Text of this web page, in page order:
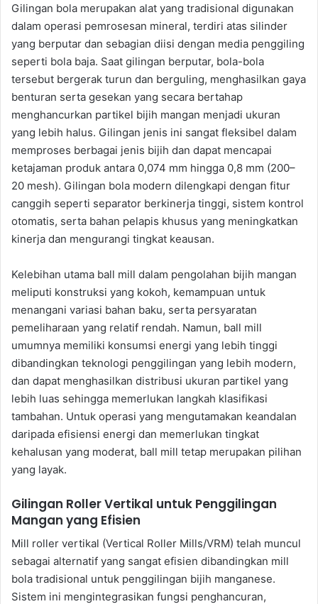
Gilingan bola merupakan alat yang tradisional digunakan
dalam operasi pemrosesan mineral, terdiri atas silinder
yang berputar dan sebagian diisi dengan media penggiling
seperti bola baja. Saat gilingan berputar, bola-bola
tersebut bergerak turun dan berguling, menghasilkan gaya
benturan serta gesekan yang secara bertahap
menghancurkan partikel bijih mangan menjadi ukuran
yang lebih halus. Gilingan jenis ini sangat fleksibel dalam
memproses berbagai jenis bijih dan dapat mencapai
ketajaman produk antara 0,074 mm hingga 0,8 mm (200–
20 mesh). Gilingan bola modern dilengkapi dengan fitur
canggih seperti separator berkinerja tinggi, sistem kontrol
otomatis, serta bahan pelapis khusus yang meningkatkan
kinerja dan mengurangi tingkat keausan.
Kelebihan utama ball mill dalam pengolahan bijih mangan
meliputi konstruksi yang kokoh, kemampuan untuk
menangani variasi bahan baku, serta persyaratan
pemeliharaan yang relatif rendah. Namun, ball mill
umumnya memiliki konsumsi energi yang lebih tinggi
dibandingkan teknologi penggilingan yang lebih modern,
dan dapat menghasilkan distribusi ukuran partikel yang
lebih luas sehingga memerlukan langkah klasifikasi
tambahan. Untuk operasi yang mengutamakan keandalan
daripada efisiensi energi dan memerlukan tingkat
kehalusan yang moderat, ball mill tetap merupakan pilihan
yang layak.
Gilingan Roller Vertikal untuk Penggilingan
Mangan yang Efisien
Mill roller vertikal (Vertical Roller Mills/VRM) telah muncul
sebagai alternatif yang sangat efisien dibandingkan mill
bola tradisional untuk penggilingan bijih manganese.
Sistem ini mengintegrasikan fungsi penghancuran,